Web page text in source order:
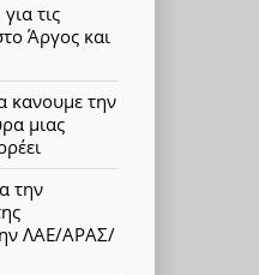
τις
Άργος και
κανουμε την
μιας
την
ΛΑΕ/ΑΡΑΣ/